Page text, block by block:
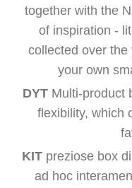
together with the
of inspiration -
collected over the
your own
DYT Multi-product
flexibility, which
KIT preziose box
ad hoc